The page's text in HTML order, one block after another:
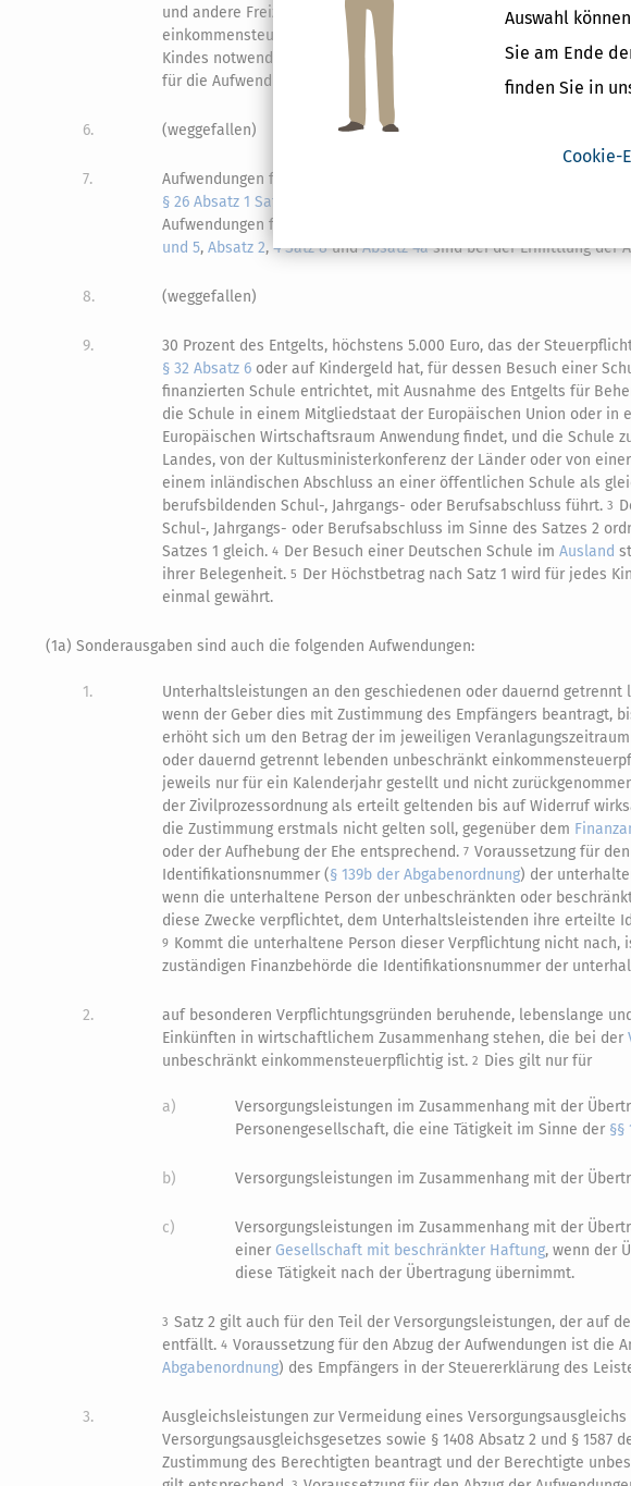
Auswahl
Sie am Ende
finden Sie in
Cookie-
und andere Freizeitbetätigungen.
Ist das zu betreuende Kind
einkommensteuerpflichtig, ist der in Satz 1 genannte Betrag zu
Kindes notwendig und angemessen ist.
Voraussetzung für den
für die Aufwendungen eine
Rechnung erhalten hat und die
6. (weggefallen)
7. Aufwendungen für die eigene Berufsausbildung bis zu 6.000 Euro
§ 26 Absatz 1 Satz 1
Aufwendungen für eine auswärtige Unterbringung.
und 5, Absatz 2, 4 Satz 8undAbsatz 4asind bei der Ermittlung der
8. (weggefallen)
9.
30 Prozent des Entgelts, höchstens 5.000 Euro, das der
§ 32 Absatz 6oder auf Kindergeld hat, für dessen Besuch einer
finanzierten Schule entrichtet, mit Ausnahme des Entgelts für
die Schule in einem Mitgliedstaat der Europäischen Union oder in
Europäischen Wirtschaftsraum Anwendung findet, und die
Landes, von der Kultusministerkonferenz der Länder oder von
einem inländischen Abschluss an einer öffentlichen Schule als
berufsbildenden Schul-, Jahrgangs- oder Berufsabschluss führt. 3
Schul-, Jahrgangs- oder Berufsabschluss im Sinne des Satzes 2
Satzes 1 gleich. 4 Der Besuch einer Deutschen Schule im Ausland
ihrer Belegenheit. 5 Der Höchstbetrag nach Satz 1 wird für jedes
einmal gewährt.
(1a) Sonderausgaben sind auch die folgenden Aufwendungen:
1.
Unterhaltsleistungen an den geschiedenen oder dauernd
wenn der Geber dies mit Zustimmung des Empfängers beantragt,
erhöht sich um den Betrag der im jeweiligen
oder dauernd getrennt lebenden unbeschränkt
jeweils nur für ein Kalenderjahr gestellt und nicht
der Zivilprozessordnung als erteilt geltenden bis auf Widerruf
die Zustimmung erstmals nicht gelten soll, gegenüber dem
oder der Aufhebung der Ehe entsprechend. 7 Voraussetzung für
Identifikationsnummer (§ 139b der Abgabenordnung) der
wenn die unterhaltene Person der unbeschränkten oder
diese Zwecke verpflichtet, dem Unterhaltsleistenden ihre erteilte
9 Kommt die unterhaltene Person dieser Verpflichtung nicht
zuständigen Finanzbehörde die Identifikationsnummer der
2.
auf besonderen Verpflichtungsgründen beruhende, lebenslange
Einkünften in wirtschaftlichem Zusammenhang stehen, die bei der
unbeschränkt einkommensteuerpflichtig ist. 2 Dies gilt nur für
a)
Versorgungsleistungen im Zusammenhang mit der
Personengesellschaft, die eine Tätigkeit im Sinne der §§
b) Versorgungsleistungen im Zusammenhang mit der
c)
Versorgungsleistungen im Zusammenhang mit der
einerGesellschaft mit beschränkter Haftung, wenn der
diese Tätigkeit nach der Übertragung übernimmt.
3 Satz 2 gilt auch für den Teil der Versorgungsleistungen, der auf
entfällt. 4 Voraussetzung für den Abzug der Aufwendungen ist die
Abgabenordnung) des Empfängers in der Steuererklärung des
3.
Ausgleichsleistungen zur Vermeidung eines
Versorgungsausgleichsgesetzes sowie § 1408 Absatz 2 und §
Zustimmung des Berechtigten beantragt und der Berechtigte